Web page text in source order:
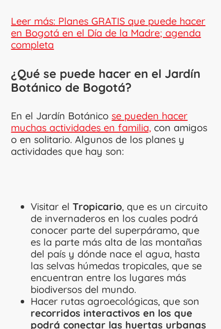
Leer más: Planes GRATIS que puede hacer
en Bogotá en el Día de la Madre; agenda
completa
¿Qué se puede hacer en el Jardín
Botánico de Bogotá?
En el Jardín Botánicose pueden hacer
muchas actividades en familia, con amigos
o en solitario. Algunos de los planes y
actividades que hay son:
Visitar elTropicario, que es un circuito
de invernaderos en los cuales podrá
conocer parte del superpáramo, que
es la parte más alta de las montañas
del país y dónde nace el agua, hasta
las selvas húmedas tropicales, que se
encuentran entre los lugares más
biodiversos del mundo.
Hacer rutas agroecológicas, que son
recorridos interactivos en los que
podrá conectar las huertas urbanas